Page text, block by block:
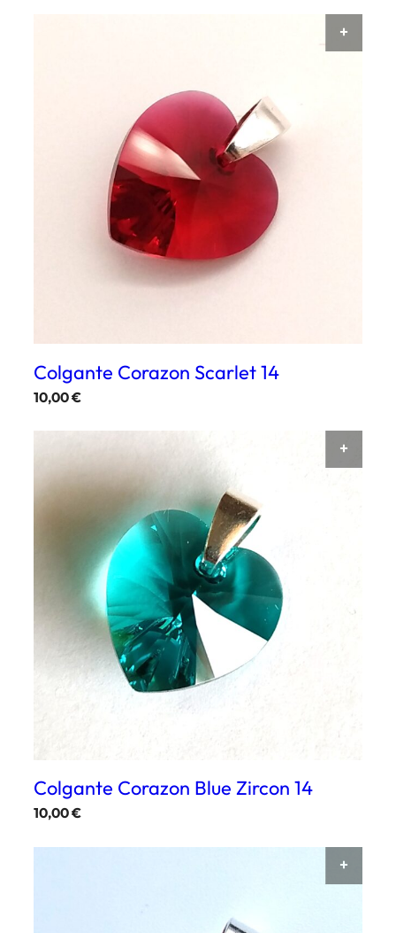
Colgante Corazon Scarlet 14
10,00€
Colgante Corazon Blue Zircon 14
10,00€